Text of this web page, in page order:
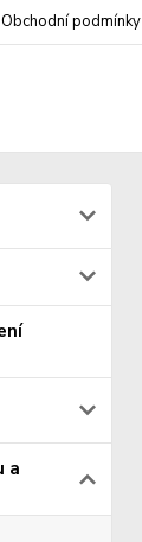
Obchodní podmínky
a